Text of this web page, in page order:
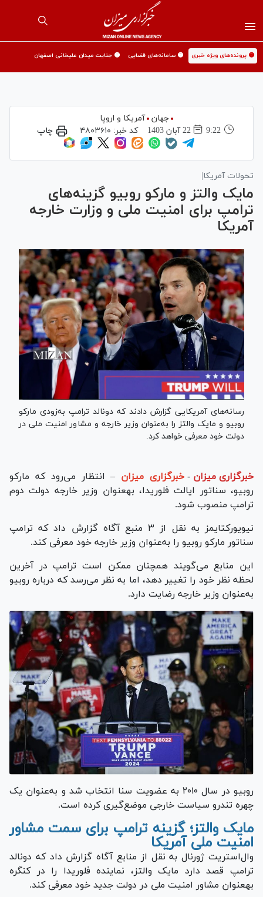
🟡 پرونده‌های ویژه خبری 🟡 سامانه‌های قضایی 🟡 جنایت میدان علیخانی اصفهان
جهان
آمریکا و اروپا
9:22
22 آبان 1403 کد خبر: ۴۸۰۳۶۱۰ چاپ
تحولات آمریکا|
مایک والتز و مارکو روبیو گزینه‌های
ترامپ برای امنیت ملی و وزارت خارجه
آمریکا
رسانه‌های آمریکایی گزارش دادند که دونالد ترامپ به‌‎زودی مارکو
روبیو و مایک والتز را به‌عنوان وزیر خارجه و مشاور امنیت ملی در
دولت خود معرفی خواهد کرد.
خبرگزاری میزان - خبرگزاری میزان – انتظار می‌رود که مارکو
روبیو، سناتور ایالت فلوریدا، به‎عنوان وزیر خارجه دولت دوم
ترامپ منصوب شود.
نیویورک‎تایمز به نقل از ۳ منبع آگاه گزارش داد که ترامپ
سناتور مارکو روبیو را به‌عنوان وزیر خارجه خود معرفی کند.
این منابع می‌گویند همچنان ممکن است ترامپ در آخرین
لحظه نظر خود را تغییر دهد، اما به نظر می‌رسد که درباره روبیو
به‌عنوان وزیر خارجه رضایت دارد.
روبیو در سال ۲۰۱۰ به عضویت سنا انتخاب شد و به‌عنوان یک
چهره تندرو سیاست خارجی موضع‌گیری کرده است.
مایک والتز؛ گزینه ترامپ برای سمت مشاور
امنیت ملی آمریکا
وال‌استریت ژورنال به نقل از منابع آگاه گزارش داد که دونالد
ترامپ قصد دارد مایک والتز، نماینده فلوریدا را در کنگره
به‎عنوان مشاور امنیت ملی در دولت جدید خود معرفی کند.